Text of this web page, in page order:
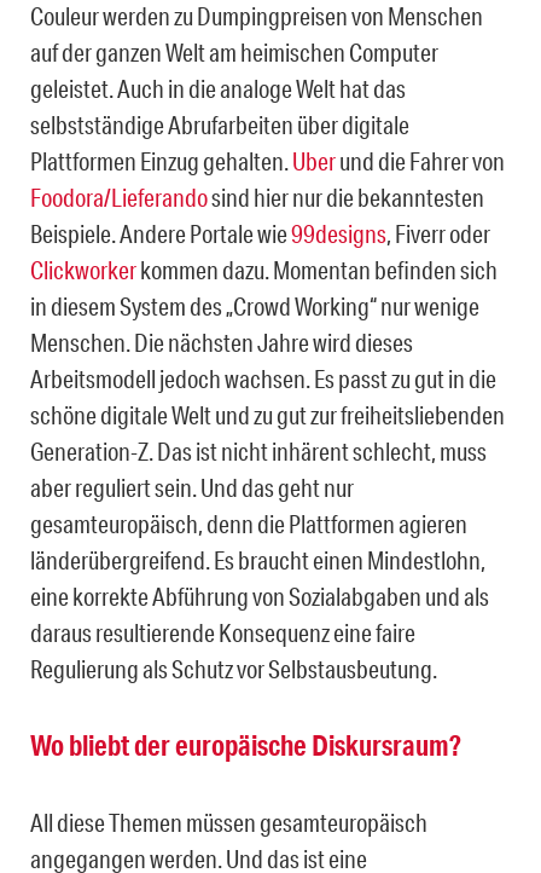
Couleur werden zu Dumpingpreisen von Menschen
auf der ganzen Welt am heimischen Computer
geleistet. Auch in die analoge Welt hat das
selbstständige Abrufarbeiten über digitale
Plattformen Einzug gehalten.Uberund die Fahrer von
Foodora/Lieferandosind hier nur die bekanntesten
Beispiele. Andere Portale wie99designs, Fiverr oder
Clickworkerkommen dazu. Momentan befinden sich
in diesem System des „Crowd Working“ nur wenige
Menschen. Die nächsten Jahre wird dieses
Arbeitsmodell jedoch wachsen. Es passt zu gut in die
schöne digitale Welt und zu gut zur freiheitsliebenden
Generation-Z. Das ist nicht inhärent schlecht, muss
aber reguliert sein. Und das geht nur
gesamteuropäisch, denn die Plattformen agieren
länderübergreifend. Es braucht einen Mindestlohn,
eine korrekte Abführung von Sozialabgaben und als
daraus resultierende Konsequenz eine faire
Regulierung als Schutz vor Selbstausbeutung.
Wo bliebt der europäische Diskursraum?
All diese Themen müssen gesamteuropäisch
angegangen werden. Und das ist eine